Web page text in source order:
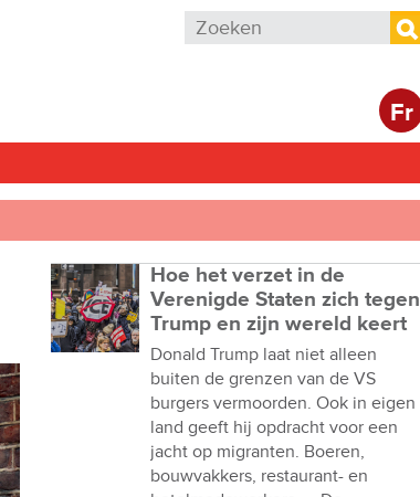
Zoekveld
Zoeken
Fr
Hoe het verzet in de
Verenigde Staten zich tegen
Trump en zijn wereld keert
Donald Trump laat niet alleen
buiten de grenzen van de VS
burgers vermoorden. Ook in eigen
land geeft hij opdracht voor een
jacht op migranten. Boeren,
bouwvakkers, restaurant- en